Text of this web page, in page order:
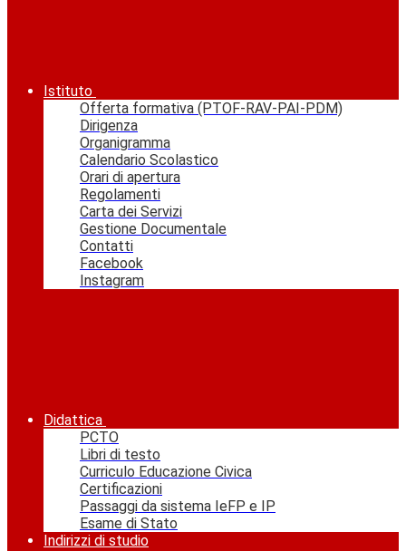
Istituto
Offerta formativa (PTOF-RAV-PAI-PDM)
Dirigenza
Organigramma
Calendario Scolastico
Orari di apertura
Regolamenti
Carta dei Servizi
Gestione Documentale
Contatti
Facebook
Instagram
Didattica
PCTO
Libri di testo
Curriculo Educazione Civica
Certificazioni
Passaggi da sistema IeFP e IP
Esame di Stato
Indirizzi di studio